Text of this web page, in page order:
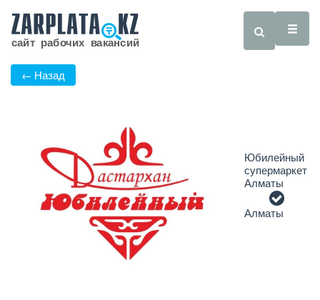
← Назад
Юбилейный
супермаркет
Алматы
Алматы